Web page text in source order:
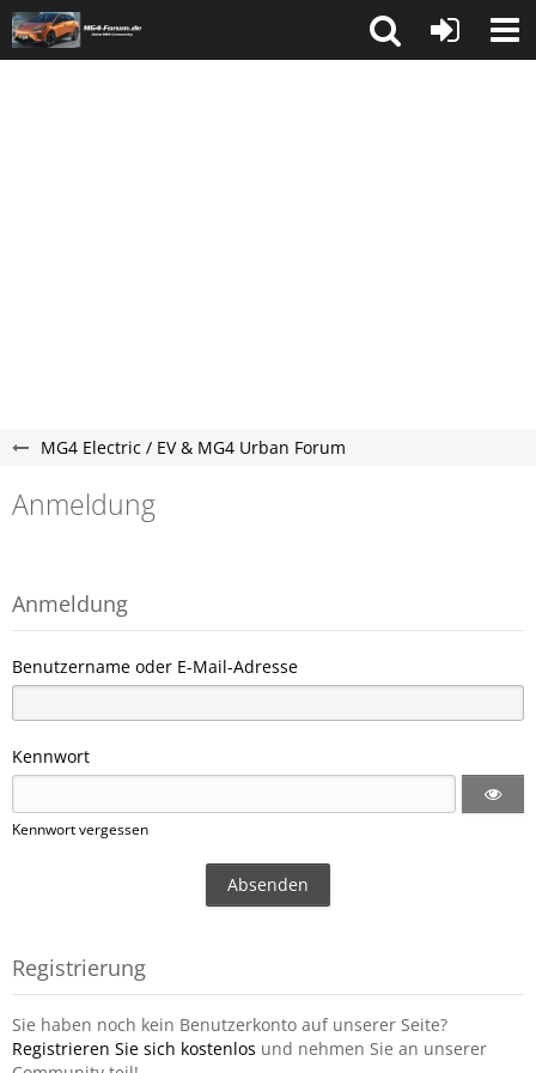
MG4 Electric / EV & MG4 Urban Forum
Anmeldung
Anmeldung
Benutzername oder E-Mail-Adresse
Kennwort
Kennwort vergessen
Registrierung
Sie haben noch kein Benutzerkonto auf unserer Seite?
Registrieren Sie sich kostenlos und nehmen Sie an unserer